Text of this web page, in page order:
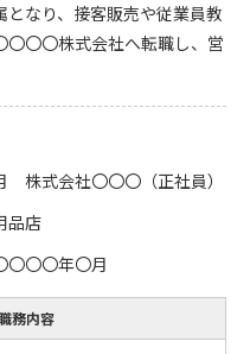
なり、接客販売や従業員教
〇〇株式会社へ転職し、営
株式会社〇〇〇（正社員）
品店
〇〇年〇月
務内容